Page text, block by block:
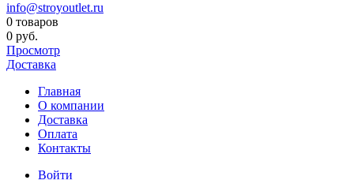
info@stroyoutlet.ru
0 товаров
0 руб.
Просмотр
Доставка
Главная
О компании
Доставка
Оплата
Контакты
Войти